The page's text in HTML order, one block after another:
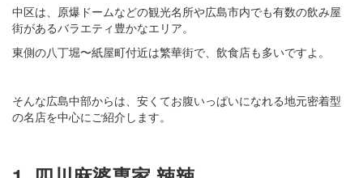
中区は、原爆ドームなどの観光名所や広島市内でも有数の飲み屋
街があるバラエティ豊かなエリア。
東側の八丁堀〜紙屋町付近は繁華街で、飲食店も多いですよ。
そんな広島中部からは、安くてお腹いっぱいになれる地元密着型
の名店を中心にご紹介します。